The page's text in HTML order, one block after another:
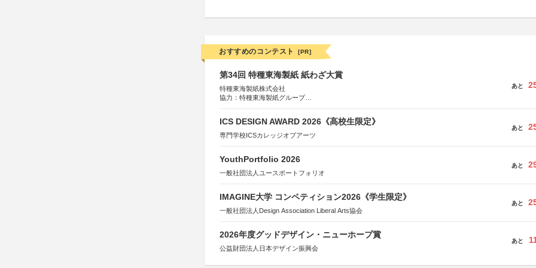
おすすめのコンテスト [PR]
第34回 特種東海製紙 紙わざ大賞
特種東海製紙株式会社
協力：特種東海製紙グループ
あと
ICS DESIGN AWARD 2026《高校生限定》
専門学校ICSカレッジオブアーツ
あと
YouthPortfolio 2026
一般社団法人ユースポートフォリオ
あと
IMAGINE大学 コンペティション2026《学生限定》
一般社団法人Design Association Liberal Arts協会
あと
2026年度グッドデザイン・ニューホープ賞
公益財団法人日本デザイン振興会
あと